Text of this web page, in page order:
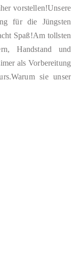
vorstellen!Unsere
für die Jüngsten
Spaß!Am tollsten
Handstand und
als Vorbereitung
sie unser